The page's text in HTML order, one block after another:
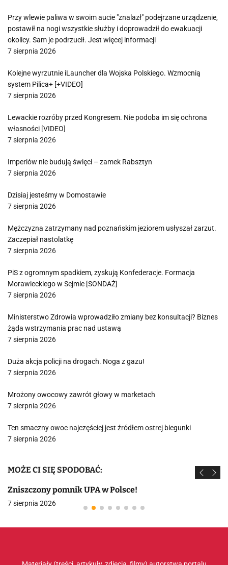
Przy wlewie paliwa w swoim aucie "znalazł" podejrzane urządzenie,
postawił na nogi wszystkie służby i doprowadził do ewakuacji
okolicy. Sam je podrzucił. Jest więcej informacji
7 sierpnia 2026
Kolejne wyrzutnie iLauncher dla Wojska Polskiego. Wzmocnią
system Pilica+ [+VIDEO]
7 sierpnia 2026
Lewackie rozróby przed Kongresem. Nie podoba im się ochrona
własności [VIDEO]
7 sierpnia 2026
Imperiów nie budują święci – zamek Rabsztyn
7 sierpnia 2026
Dzisiaj jesteśmy w Domostawie
7 sierpnia 2026
Mężczyzna zatrzymany nad poznańskim jeziorem usłyszał zarzut.
Zaczepiał nastolatkę
7 sierpnia 2026
PiS z ogromnym spadkiem, zyskują Konfederacje. Formacja
Morawieckiego w Sejmie [SONDAŻ]
7 sierpnia 2026
Ministerstwo Zdrowia wprowadziło zmiany bez konsultacji? Biznes
żąda wstrzymania prac nad ustawą
7 sierpnia 2026
Duża akcja policji na drogach. Noga z gazu!
7 sierpnia 2026
Mrożony owocowy zawrót głowy w marketach
7 sierpnia 2026
Ten smaczny owoc najczęściej jest źródłem ostrej biegunki
7 sierpnia 2026
MOŻE CI SIĘ SPODOBAĆ:
Zniszczony pomnik UPA w Polsce!
7 sierpnia 2026